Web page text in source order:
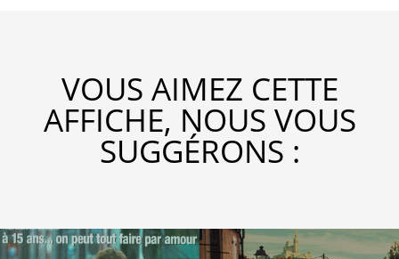
VOUS AIMEZ CETTE
AFFICHE, NOUS VOUS
SUGGÉRONS :